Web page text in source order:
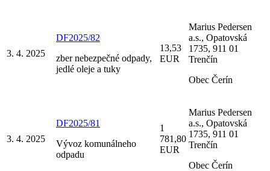
3. 4. 2025
DF2025/82
zber nebezpečné odpady,
jedlé oleje a tuky
13,53
EUR
Marius Pedersen
a.s., Opatovská
1735, 911 01
Trenčín
Obec Čerín
3. 4. 2025
DF2025/81
Vývoz komunálneho
odpadu
1
781,80
EUR
Marius Pedersen
a.s., Opatovská
1735, 911 01
Trenčín
Obec Čerín